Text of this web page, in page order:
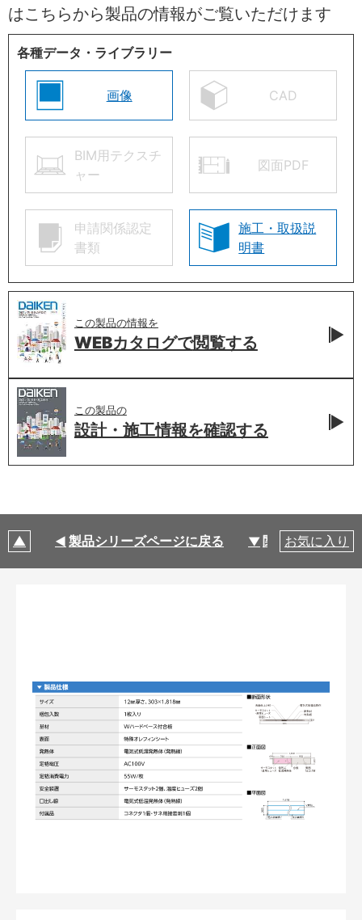
はこちらから製品の情報がご覧いただけます
各種データ・ライブラリー
画像 CAD
BIM用テクスチ
ャー
図面PDF
申請関係認定
書類
施工・取扱説
明書
この製品の情報を
WEBカタログで閲覧する
この製品の
設計・施工情報を確認する
製品シリーズページに戻る 関連部材・関連
お気に入り